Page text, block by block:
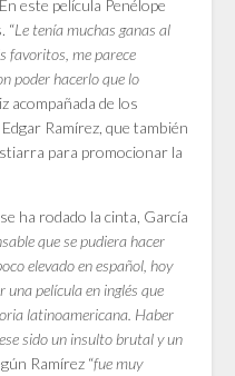
este película Penélope
“Le tenía muchas ganas al
favoritos, me parece
poder hacerlo que lo
acompañada de los
Ramírez, que también
para promocionar la
ha rodado la cinta, García
que se pudiera hacer
elevado en español, hoy
una película en inglés que
latinoamericana. Haber
sido un insulto brutal y un
Ramírez “fue muy